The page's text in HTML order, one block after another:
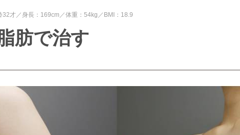
32才 身長：169cm 体重：54kg BMI：18.9
肪で治す